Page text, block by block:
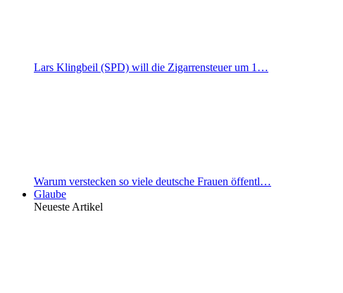
Lars Klingbeil (SPD) will die Zigarrensteuer um 1…
Warum verstecken so viele deutsche Frauen öffentl…
Glaube
Neueste Artikel